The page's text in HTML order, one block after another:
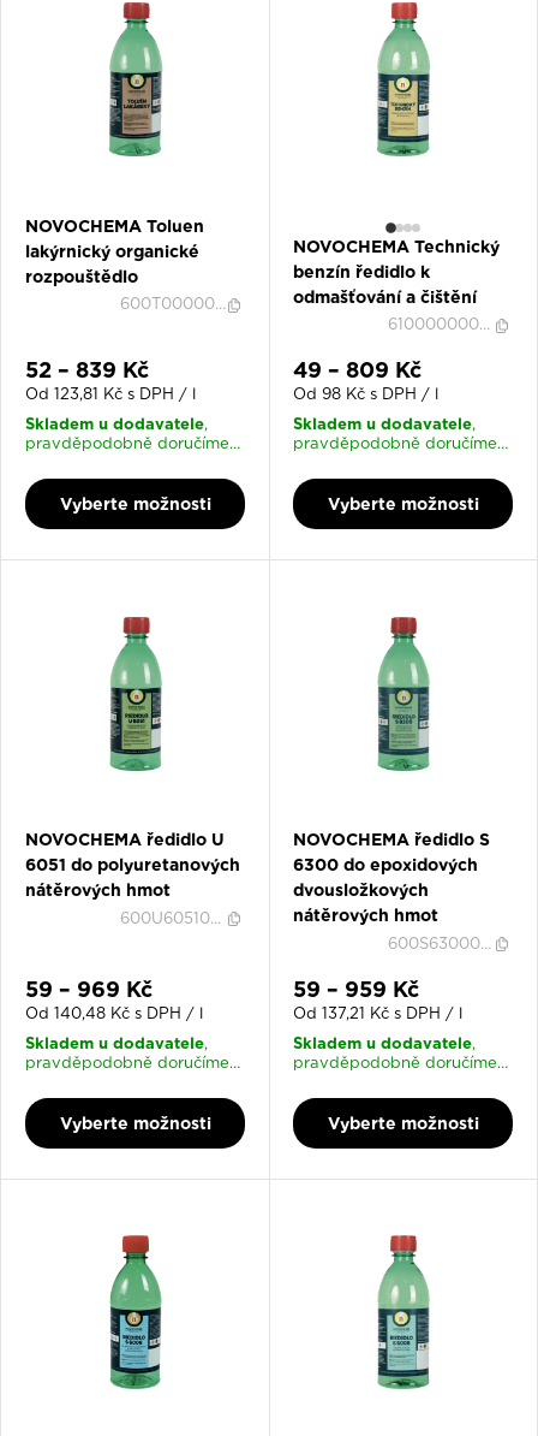
NOVOCHEMA Toluen
lakýrnický organické
rozpouštědlo
600T000000037
Slevová cena
52 – 839 Kč
Od 123,81 Kč s DPH / l
Skladem u dodavatele,
pravděpodobně doručíme
Vyberte možnosti
NOVOCHEMA Technický
benzín ředidlo k
odmašťování a čištění
6100000000035
Slevová cena
49 – 809 Kč
Od 98 Kč s DPH / l
Skladem u dodavatele,
pravděpodobně doručíme
Vyberte možnosti
NOVOCHEMA ředidlo U
6051 do polyuretanových
nátěrových hmot
600U605100035
Slevová cena
59 – 969 Kč
Od 140,48 Kč s DPH / l
Skladem u dodavatele,
pravděpodobně doručíme
Vyberte možnosti
NOVOCHEMA ředidlo S
6300 do epoxidových
dvousložkových
nátěrových hmot
600S630000037
Slevová cena
59 – 959 Kč
Od 137,21 Kč s DPH / l
Skladem u dodavatele,
pravděpodobně doručíme
Vyberte možnosti